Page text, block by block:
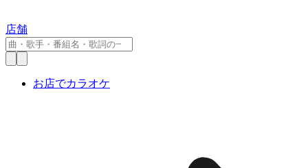
店舗
お店でカラオケ